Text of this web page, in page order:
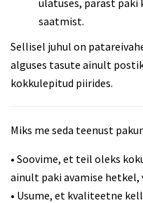
ulatuses, pärast
saatmist.
Sellisel juhul on
alguses tasute ainult
kokkulepitud piirides.
Miks me seda teenust
• Soovime, et teil oleks
ainult paki avamise hetkel,
• Usume, et kvaliteetne